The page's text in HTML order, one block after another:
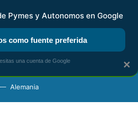
KIT DIGITAL RENTA
Alemania
×
Pymes y Autonomos en Google
como fuente preferida
una cuenta de Google